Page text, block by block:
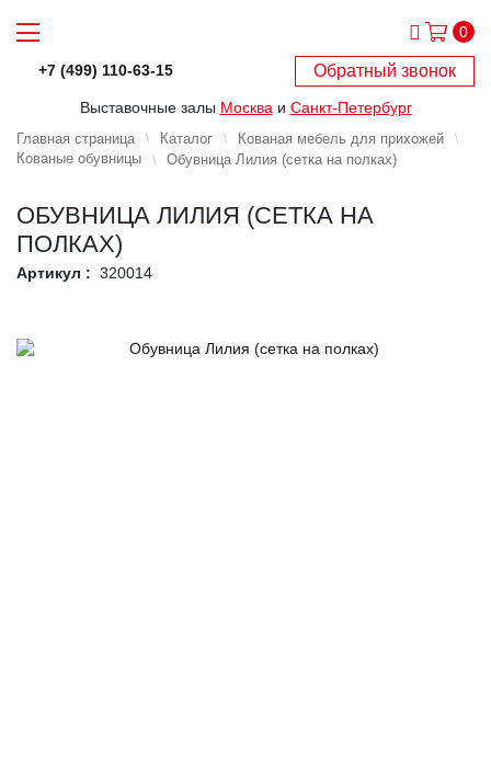
0
+7 (499) 110-63-15 Обратный звонок
Выставочные залы Москва и Санкт-Петербург
Главная страница Каталог
Кованая мебель для прихожей
Кованые обувницы
Обувница Лилия (сетка на полках)
ОБУВНИЦА ЛИЛИЯ (СЕТКА НА
ПОЛКАХ)
Артикул : 320014